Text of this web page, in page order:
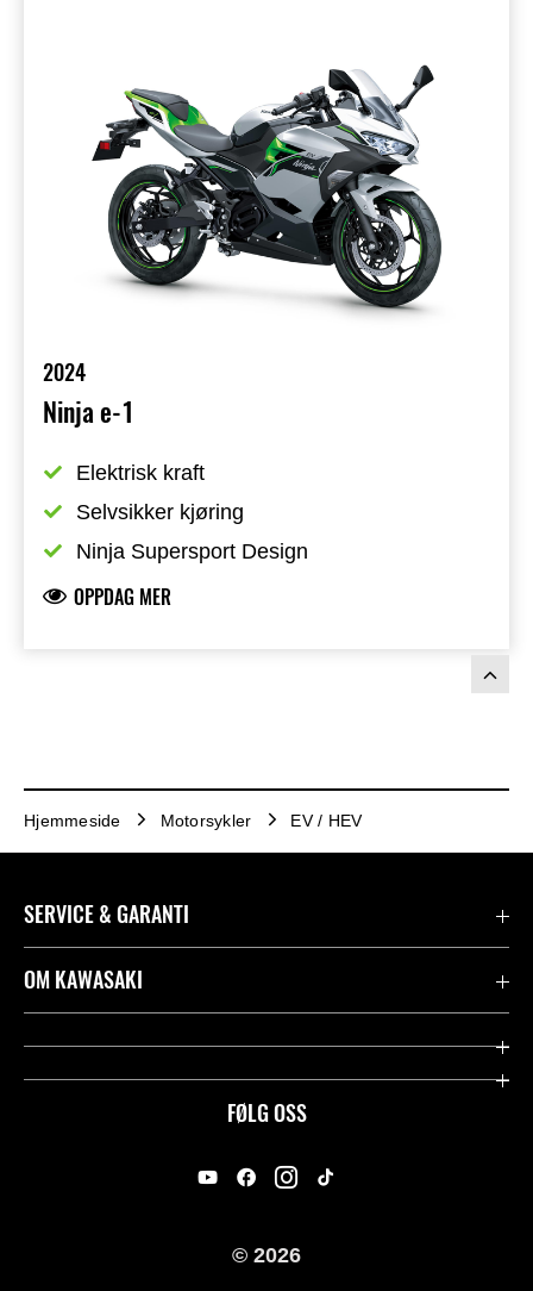
2024
Ninja e-1
Elektrisk kraft
Selvsikker kjøring
Ninja Supersport Design
OPPDAG MER
Hjemmeside Motorsykler EV / HEV
FØLG OSS
SERVICE & GARANTI
Garanti
Kontakt oss
OM KAWASAKI
Firma
© 2026